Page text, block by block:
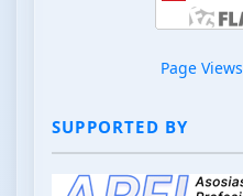
Page Views
SUPPORTED BY